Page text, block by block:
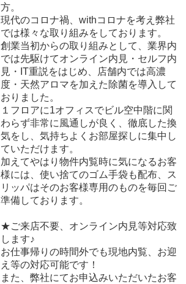
方。
現代のコロナ禍、withコロナを考え弊社
では様々な取り組みをしております。
創業当初からの取り組みとして、業界内
では先駆けてオンライン内見・セルフ内
見・IT重説をはじめ、店舗内では高濃
度・天然アロマを加えた除菌を導入して
おりました。
１フロアに1オフィスでビル空中階に関
わらず非常に風通しが良く、徹底した換
気をし、気持ちよくお部屋探しに集中し
ていただけます。
加えてやはり物件内覧時に気になるお客
様には、使い捨てのゴム手袋も配布、ス
リッパはそのお客様専用のものを毎回ご
準備しております。
★ご来店不要、オンライン内見等対応致
します♪
お仕事帰りの時間外でも現地内覧、お迎
え等の対応可能です！
また、弊社にてお申込みいただいたお客